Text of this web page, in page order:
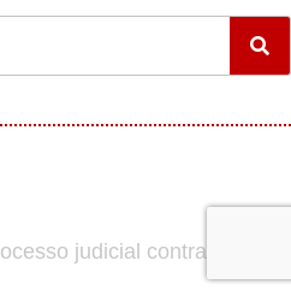
judicial contra Cid